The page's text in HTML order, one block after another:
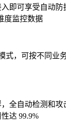
即可享受自动防
度监控数据
式，可按不同业
全自动检测和
达 99.9%